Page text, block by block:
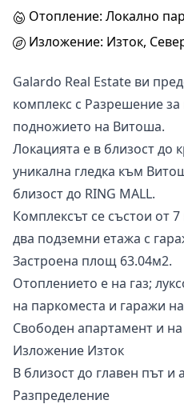
Отопление: Локално
Изложение: Изток,
Galardo Real Estate ви
комплекс с Разрешение за
подножието на Витоша.
Локацията е в близост до
уникална гледка към
близост до RING MALL.
Комплексът се състои от
два подземни етажа с
Застроена площ 63.04м2.
Отоплението е на газ;
на паркоместа и гаражи
Свободен апартамент и
Изложение Изток
В близост до главен път и
Разпределение